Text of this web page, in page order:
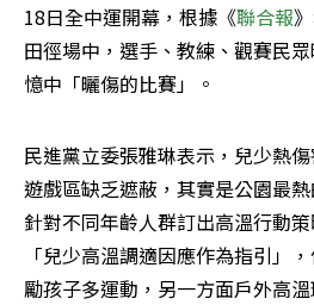
18日全中運開幕，根據《聯合報
田徑場中，選手、教練、觀賽民
憶中「曬傷的比賽」。
民進黨立委張雅琳表示，兒少熱
遊戲區缺乏遮蔽，其實是公園最
針對不同年齡人群訂出高溫行動
「兒少高溫調適因應作為指引」
勵孩子多運動，另一方面戶外高